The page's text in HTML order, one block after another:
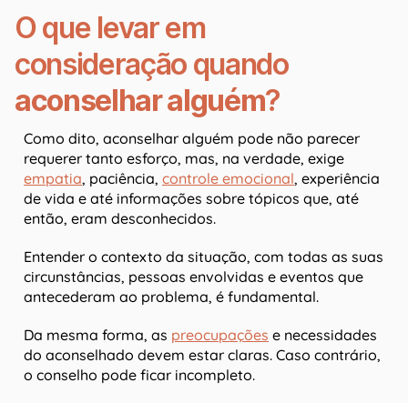
O que levar em
consideração quando
aconselhar alguém?
Como dito, aconselhar alguém pode não parecer
requerer tanto esforço, mas, na verdade, exige
empatia, paciência, controle emocional, experiência
de vida e até informações sobre tópicos que, até
então, eram desconhecidos.
Entender o contexto da situação, com todas as suas
circunstâncias, pessoas envolvidas e eventos que
antecederam ao problema, é fundamental.
Da mesma forma, as preocupações e necessidades
do aconselhado devem estar claras. Caso contrário,
o conselho pode ficar incompleto.